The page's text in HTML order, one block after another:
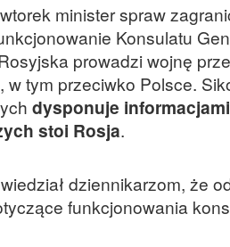
minister spraw
Konsulatu
prowadzi wojnę
w tym przeciwko Polsce.
dysponuje
stoi Rosja.
dziennikarzom, że
funkcjonowania